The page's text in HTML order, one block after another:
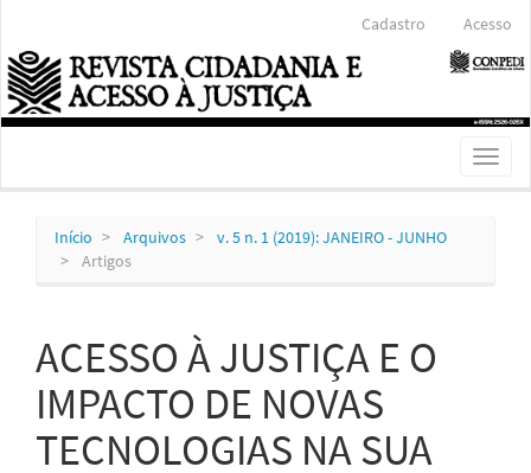
Conteúdo
principal
Barra
Lateral
Cadastro Acesso
Toggle
Início Arquivos
v. 5 n. 1 (2019): JANEIRO - JUNHO
Artigos
ACESSO À JUSTIÇA E O
IMPACTO DE NOVAS
TECNOLOGIAS NA SUA